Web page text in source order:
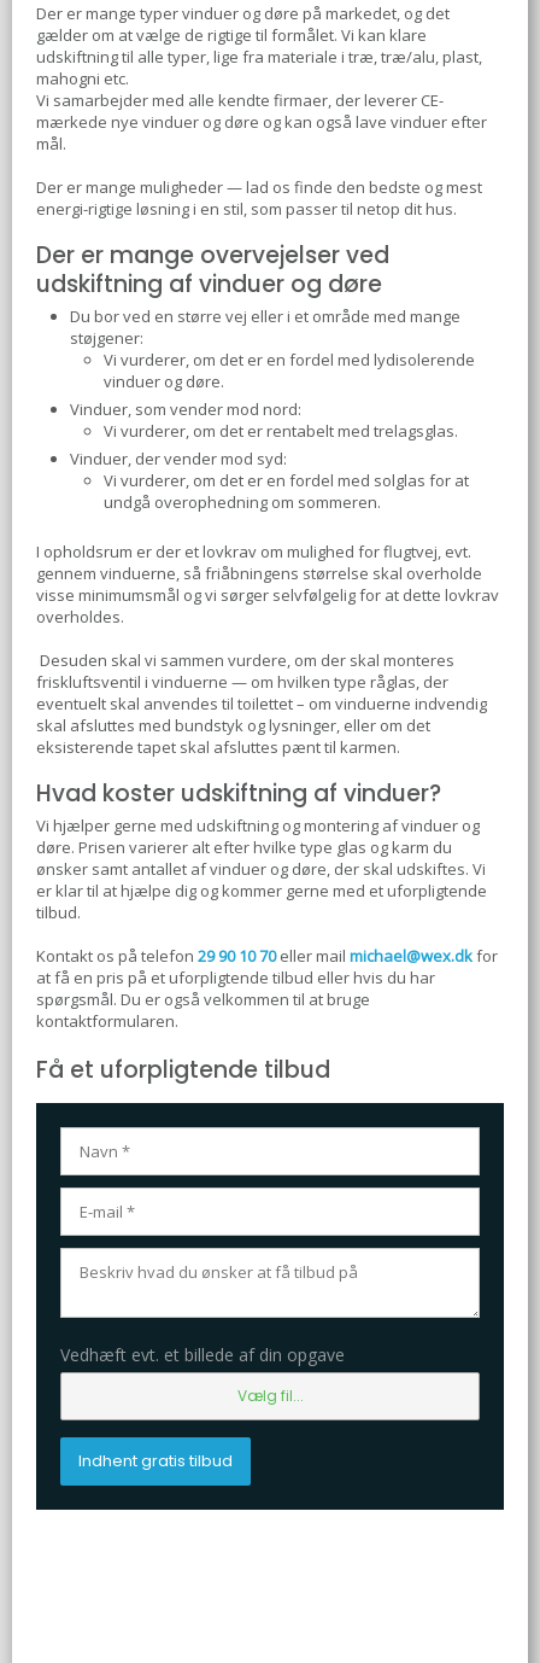
Der er mange typer vinduer og døre på markedet, og det
gælder om at vælge de rigtige til formålet. Vi kan klare
udskiftning til alle typer, lige fra materiale i træ, træ/alu, plast,
mahogni etc.
Vi samarbejder med alle kendte firmaer, der leverer CE-
mærkede nye vinduer og døre og kan også lave vinduer efter
mål.
Der er mange muligheder — lad os finde den bedste og mest
energi-rigtige løsning i en stil, som passer til netop dit hus.
Der er mange overvejelser ved
udskiftning af vinduer og døre
​Du bor ved en større vej eller i et område med mange
støjgener:
​Vi vurderer, om det er en fordel med lydisolerende
vinduer og døre.
​Vinduer, som vender mod nord:
​Vi vurderer, om det er rentabelt med trelagsglas.
Vinduer, der vender mod syd:
Vi vurderer, om det er en fordel med solglas for at
undgå overophedning om sommeren.
I opholdsrum er der et lovkrav om mulighed for flugtvej, evt.
gennem vinduerne, så friåbningens størrelse skal overholde
visse minimumsmål og vi sørger selvfølgelig for at dette lovkrav
overholdes.
​ Desuden skal vi sammen vurdere, om der skal monteres
friskluftsventil i vinduerne — om hvilken type råglas, der
eventuelt skal anvendes til toilettet – om vinduerne indvendig
skal afsluttes med bundstyk og lysninger, eller om det
eksisterende tapet skal afsluttes pænt til karmen. ​
Hvad koster udskiftning af vinduer?
Vi hjælper gerne med udskiftning og montering af vinduer og
døre. Prisen varierer alt efter hvilke type glas og karm du
ønsker samt antallet af vinduer og døre, der skal udskiftes. Vi
er klar til at hjælpe dig og kommer gerne med et uforpligtende
tilbud.
Kontakt os på telefon 29 90 10 70eller mail michael@wex.dkfor
at få en pris på et uforpligtende tilbud eller hvis du har
spørgsmål. Du er også velkommen til at bruge
kontaktformularen.​
​Få et uforpligtende tilbud​
Vedhæft evt. et billede af din opgave